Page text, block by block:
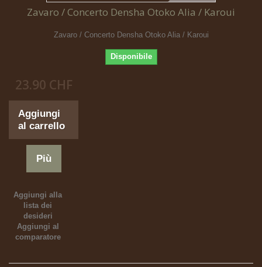
Zavaro / Concerto Densha Otoko Alia / Karoui
Zavaro / Concerto Densha Otoko Alia / Karoui
Disponibile
23.90 CHF
Aggiungi
al carrello
Più
Aggiungi alla
lista dei
desideri
Aggiungi al
comparatore